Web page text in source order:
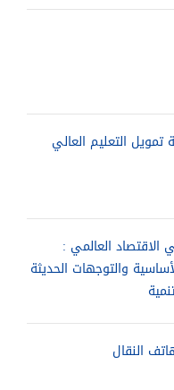
تمويل التعليم العالي
الاقتصاد العالمي :
والتوجهات الحديثة
النقال